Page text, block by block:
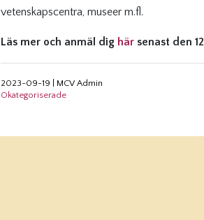
vetenskapscentra, museer m.fl.
Läs mer och anmäl dig här senast den
2023-09-19
MCV Admin
Okategoriserade